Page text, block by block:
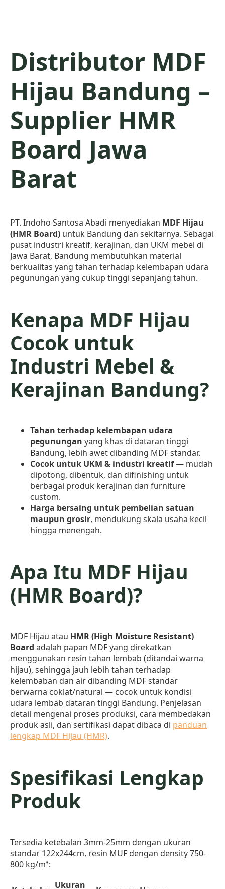
Distributor MDF
Hijau Bandung –
Supplier HMR
Board Jawa
Barat
PT. Indoho Santosa Abadi menyediakan MDF Hijau
(HMR Board) untuk Bandung dan sekitarnya. Sebagai
pusat industri kreatif, kerajinan, dan UKM mebel di
Jawa Barat, Bandung membutuhkan material
berkualitas yang tahan terhadap kelembapan udara
pegunungan yang cukup tinggi sepanjang tahun.
Kenapa MDF Hijau
Cocok untuk
Industri Mebel &
Kerajinan Bandung?
Tahan terhadap kelembapan udara
pegunungan yang khas di dataran tinggi
Bandung, lebih awet dibanding MDF standar.
Cocok untuk UKM & industri kreatif— mudah
dipotong, dibentuk, dan difinishing untuk
berbagai produk kerajinan dan furniture
custom.
Harga bersaing untuk pembelian satuan
maupun grosir, mendukung skala usaha kecil
hingga menengah.
Apa Itu MDF Hijau
(HMR Board)?
MDF Hijau atau HMR (High Moisture Resistant)
Board adalah papan MDF yang direkatkan
menggunakan resin tahan lembab (ditandai warna
hijau), sehingga jauh lebih tahan terhadap
kelembaban dan air dibanding MDF standar
berwarna coklat/natural — cocok untuk kondisi
udara lembab dataran tinggi Bandung. Penjelasan
detail mengenai proses produksi, cara membedakan
produk asli, dan sertifikasi dapat dibaca di panduan
lengkap MDF Hijau (HMR).
Spesifikasi Lengkap
Produk
Tersedia ketebalan 3mm-25mm dengan ukuran
standar 122x244cm, resin MUF dengan density 750-
800 kg/m³:
Ukuran